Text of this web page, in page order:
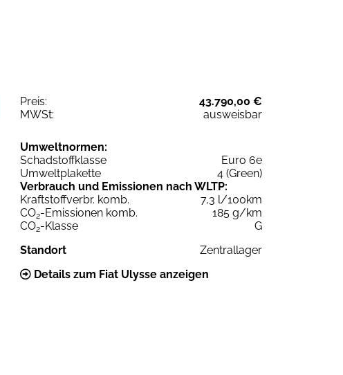
Preis:
43.790,00 €
MWSt:
ausweisbar
Umweltnormen:
Schadstoffklasse
Euro 6e
Umweltplakette
4 (Green)
Verbrauch und Emissionen nach WLTP:
Kraftstoffverbr. komb.
7,3 l/100km
CO2-Emissionen komb.
185 g/km
CO2-Klasse
G
Standort
Zentrallager
Details zum Fiat Ulysse anzeigen